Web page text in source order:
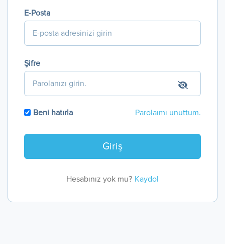
E-Posta
Şifre
Beni hatırla Parolaımı unuttum.
Hesabınız yok mu? Kaydol